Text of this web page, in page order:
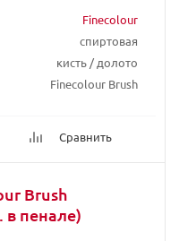
Finecolour
спиртовая
кисть / долото
Finecolour Brush
Сравнить
Brush
пенале)